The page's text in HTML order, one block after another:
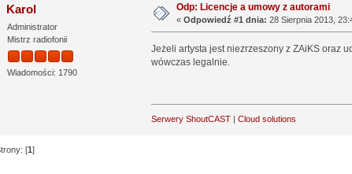
Karol
Administrator
Mistrz radiofonii
Wiadomości: 1790
Odp: Licencje a umowy z autorami
« Odpowiedź #1 dnia: 28 Sierpnia 2013,
Jeżeli artysta jest niezrzeszony z ZAiKS oraz
wówczas legalnie.
Serwery ShoutCAST| Cloud solutions
[1]